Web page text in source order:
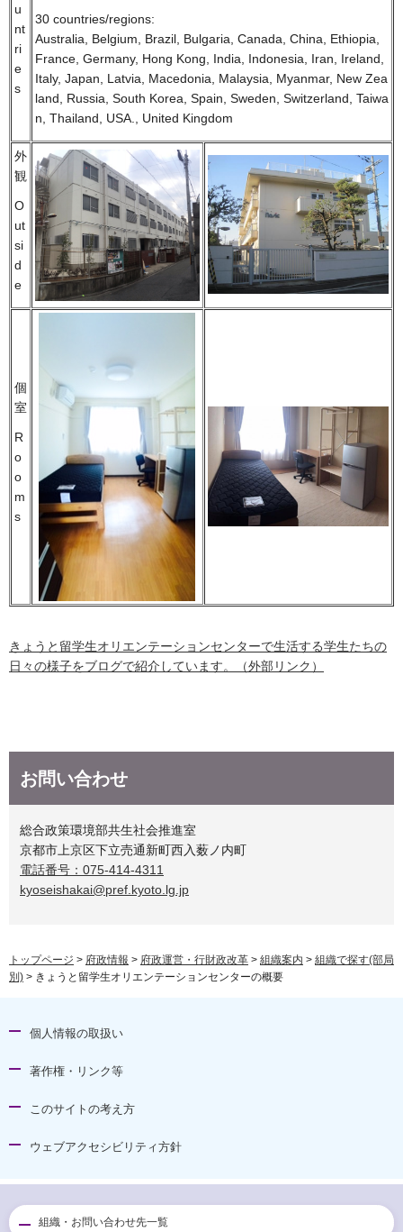
u
nt
ri
e
s
30 countries/regions:
Australia, Belgium, Brazil, Bulgaria, Canada, China, Ethiopia,
France, Germany, Hong Kong, India, Indonesia, Iran, Ireland,
Italy, Japan, Latvia, Macedonia, Malaysia, Myanmar, New Zea
land, Russia, South Korea, Spain, Sweden, Switzerland, Taiwa
n, Thailand, USA., United Kingdom
外
観
O
ut
si
d
e
個
室
R
o
o
m
s
きょうと留学生オリエンテーションセンターで生活する学生たちの
日々の様子をブログで紹介しています。（外部リンク）
お問い合わせ
総合政策環境部共生社会推進室
京都市上京区下立売通新町西入薮ノ内町
電話番号：075-414-4311
kyoseishakai@pref.kyoto.lg.jp
トップページ > 府政情報 > 府政運営・行財政改革 > 組織案内 > 組織で探す(部局
別) > きょうと留学生オリエンテーションセンターの概要
個人情報の取扱い
著作権・リンク等
このサイトの考え方
ウェブアクセシビリティ方針
組織・お問い合わせ先一覧